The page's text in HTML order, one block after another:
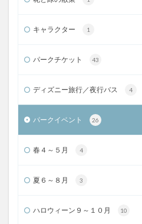
キャラクター 1
パークチケット 43
ディズニー旅行／夜行バス 4
パークイベント 26
春４～５月 4
夏６～８月 3
ハロウィーン９～１０月 10